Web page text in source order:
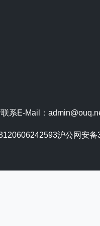
系E-Mail：
沪公网安备